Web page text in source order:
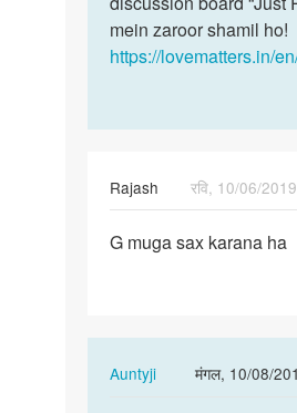
mein zaroor shamil ho!
https://lovematters.in/
Rajash
रवि, 10/06/2019
G
G muga sax karana ha
Auntyji
मंगल, 10/08/
In